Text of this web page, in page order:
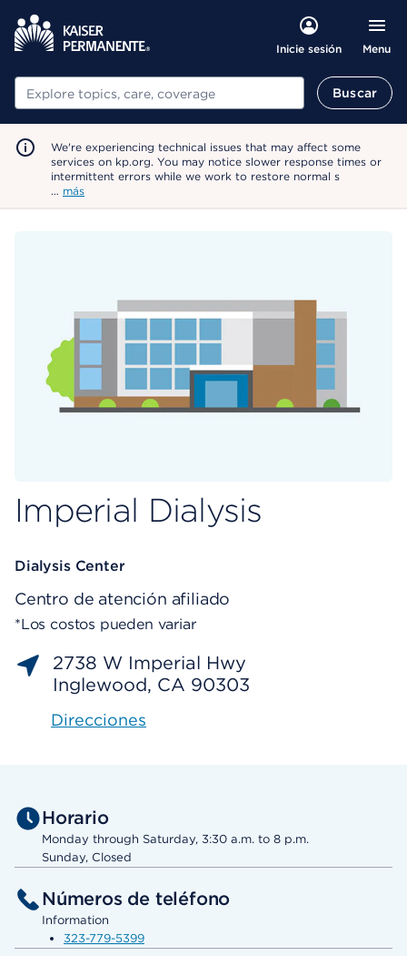
Inicie sesión Menu
Buscar Buscar
We're experiencing technical issues that may affect some
services on kp.org. You may notice slower response times or
intermittent errors while we work to restore normal s
… más
Imperial Dialysis
Dialysis Center
Centro de atención afiliado
*Los costos pueden variar
2738 W Imperial Hwy
Inglewood, CA 90303
Direcciones
Horario
Monday through Saturday, 3:30 a.m. to 8 p.m.
Sunday, Closed
Números de teléfono
Information
323-779-5399